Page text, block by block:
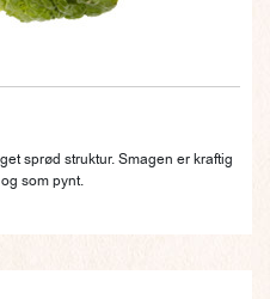
sprød struktur. Smagen er kraftig
som pynt.